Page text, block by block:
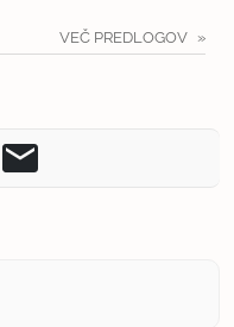
VEČ PREDLOGOV